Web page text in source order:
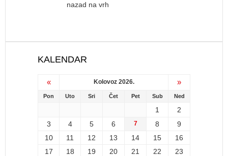
nazad na vrh
KALENDAR
« Kolovoz 2026. »
Pon Uto Sri Čet Pet Sub Ned
1
2
3
4 5 6 7 8
9
10
11 12 13 14 15
16
17
18 19 20 21 22
23